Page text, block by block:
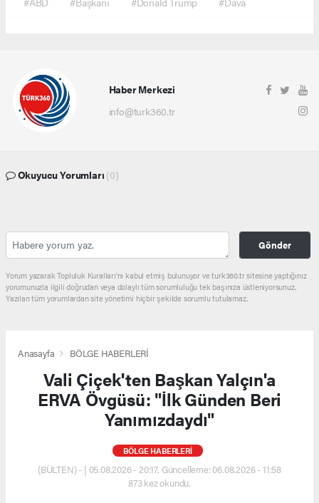
Haber Merkezi
info@turk360.tr
Okuyucu Yorumları (0)
Gönder
Yorum yazarak Topluluk Kuralları’nı kabul etmiş bulunuyor ve turk360.tr sitesine yaptığınız
yorumunuzla ilgili doğrudan veya dolaylı tüm sorumluluğu tek başınıza üstleniyorsunuz.
Yazılan tüm yorumlardan site yönetimi hiçbir şekilde sorumlu tutulamaz.
Anasayfa BÖLGE HABERLERİ
Vali Çiçek'ten Başkan Yalçın'a
ERVA Övgüsü: "İlk Günden Beri
Yanımızdaydı"
BÖLGE HABERLERİ
(BÜLTEN) - | 05.08.2026 - 20:17, Güncelleme: 06.08.2026 - 11:58
873 kez okundu.